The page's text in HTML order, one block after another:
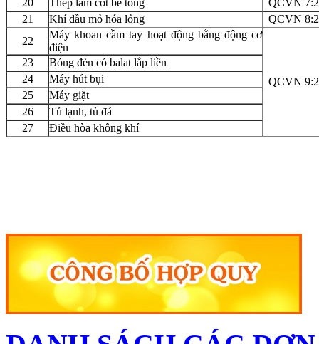
20
Thép làm cốt bê tông
QCVN
21
Khí dầu mỏ hóa lỏng
QCVN
22
Máy khoan cầm tay hoạt động bằng động cơ
điện
QCVN
23
Bóng đèn có balat lắp liền
24
Máy hút bụi
25
Máy giặt
26
Tủ lạnh, tủ đá
27
Điều hòa không khí